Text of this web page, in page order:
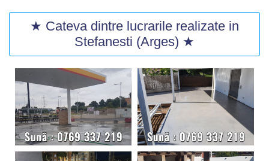
★ Cateva dintre lucrarile realizate in
Stefanesti (Arges) ★